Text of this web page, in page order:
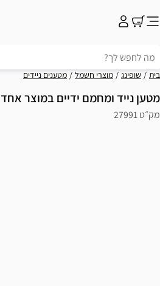
בית שופינג מוצרי חשמל מטענים ניידים
מטען נייד ומחמם ידיים במוצר אחד
מק״ט 27991